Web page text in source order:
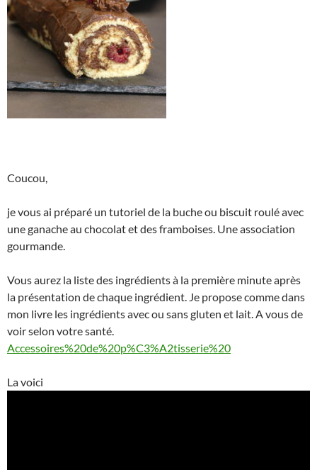
Coucou,
je vous ai préparé un tutoriel de la buche ou biscuit roulé avec
une ganache au chocolat et des framboises. Une association
gourmande.
Vous aurez la liste des ingrédients à la première minute après
la présentation de chaque ingrédient. Je propose comme dans
mon livre les ingrédients avec ou sans gluten et lait. A vous de
voir selon votre santé.
Accessoires%20de%20p%C3%A2tisserie%20
La voici